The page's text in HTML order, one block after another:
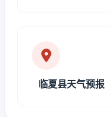
临夏县天气预报